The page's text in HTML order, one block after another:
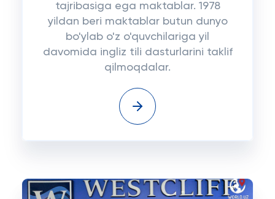
tajribasiga ega maktablar. 1978
yildan beri maktablar butun dunyo
bo'ylab o'z o'quvchilariga yil
davomida ingliz tili dasturlarini taklif
qilmoqdalar.